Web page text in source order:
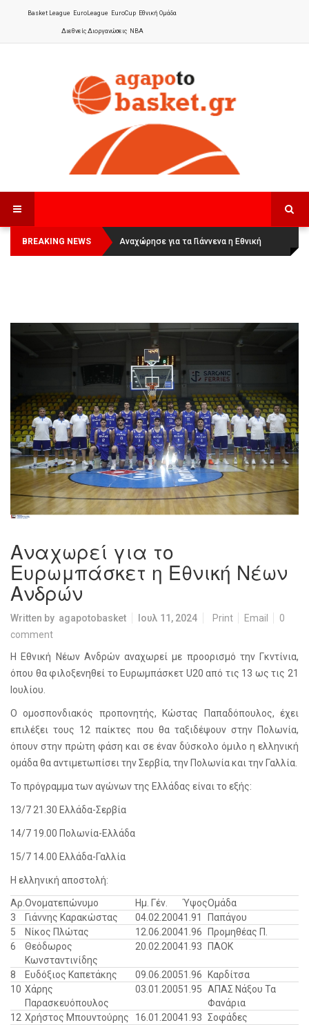
Basket League EuroLeague EuroCup Εθνική Ομάδα
Διεθνείς Διοργανώσεις NBA
BREAKING NEWS
Οι Πάνθηρες Καβάλας στην Women
Basketball League 1
Αναχώρησε για τα Γιάννενα η Εθνική
Γυναικών:
Αναχωρεί για το
Ευρωμπάσκετ η Εθνική Νέων
Ανδρών
Written by agapotobasket Ιουλ 11, 2024 Print Email
0
comment
Η Εθνική Νέων Ανδρών αναχωρεί με προορισμό την Γκντίνια,
όπου θα φιλοξενηθεί το Ευρωμπάσκετ U20 από τις 13 ως τις 21
Ιουλίου.
Ο ομοσπονδιακός προπονητής, Κώστας Παπαδόπουλος, έχει
επιλέξει τους 12 παίκτες που θα ταξιδέψουν στην Πολωνία,
όπουν στην πρώτη φάση και σε έναν δύσκολο όμιλο η ελληνική
ομάδα θα αντιμετωπίσει την Σερβία, την Πολωνία και την Γαλλία.
Το πρόγραμμα των αγώνων της Ελλάδας είναι το εξής:
13/7 21.30 Ελλάδα-Σερβία
14/7 19.00 Πολωνία-Ελλάδα
15/7 14.00 Ελλάδα-Γαλλία
Η ελληνική αποστολή:
Αρ.Ονοματεπώνυμο Ημ. Γέν. ΎψοςΟμάδα
3
Γιάννης Καρακώστας 04.02.20041.91
Παπάγου
5
Νίκος Πλώτας 12.06.20041.96
Προμηθέας Π.
6
Θεόδωρος
Κωνσταντινίδης
20.02.20041.93 ΠΑΟΚ
8 Ευδόξιος Καπετάκης 09.06.20051.96
Καρδίτσα
10 Χάρης
Παρασκευόπουλος
03.01.20051.95 ΑΠΑΣ Νάξου Τα
Φανάρια
12 Χρήστος Μπουντούρης 16.01.20041.93 Σοφάδες